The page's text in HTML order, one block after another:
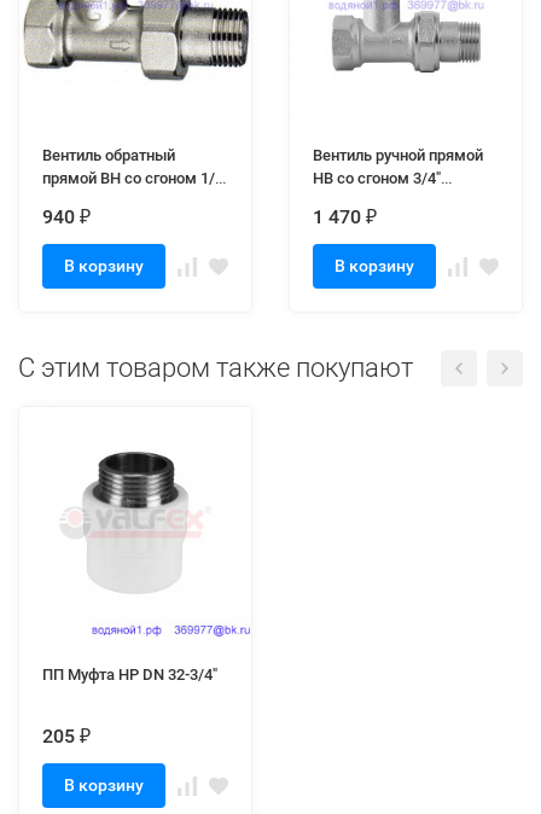
Вентиль обратный
прямой ВН со сгоном 1/2"
940 ₽
В корзину
Вентиль ручной прямой
НВ со сгоном 3/4"
1 470 ₽
В корзину
C этим товаром также покупают
ПП Муфта НР DN 32-3/4"
205 ₽
В корзину